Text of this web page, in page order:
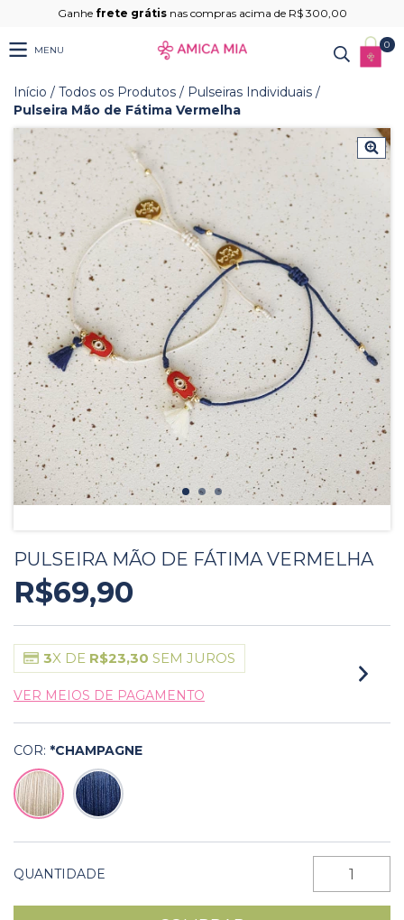
Ganhe frete grátisnas compras acima de R$ 300,00
MENU 0
Início / Todos os Produtos / Pulseiras Individuais /
Pulseira Mão de Fátima Vermelha
PULSEIRA MÃO DE FÁTIMA VERMELHA
R$69,90
3X DE R$23,30 SEM JUROS
VER MEIOS DE PAGAMENTO
COR: *CHAMPAGNE
QUANTIDADE